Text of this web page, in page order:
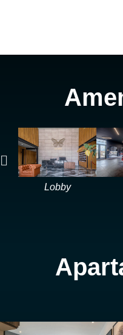
Lobby